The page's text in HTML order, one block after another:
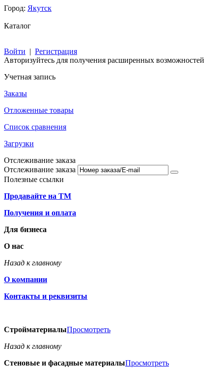
Город: Якутск
Каталог
Войти | Регистрация
Авторизуйтесь для получения расширенных возможностей
Учетная запись
Заказы
Отложенные товары
Список сравнения
Загрузки
Отслеживание заказа
Отслеживание заказа
Полезные ссылки
Продавайте на ТМ
Получения и оплата
Для бизнеса
О нас
Назад к главному
О компании
Контакты и реквизиты
СтройматериалыПросмотреть
Назад к главному
Стеновые и фасадные материалыПросмотреть